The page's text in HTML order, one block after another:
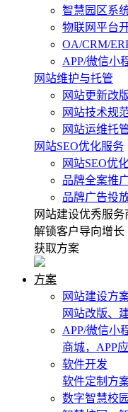
智慧园区系
物联网平台
OA/CRM/
APP/微信小
网站维护与托管
网站更新改
网站技术规
网站运维托
网站SEO优化服务
网站SEO优
品牌全案推
品牌广告投
网站建设优秀服务
解锁客户导向增长
获取方案
方案
网站建设方
网站改版、
APP/微信小
商城，APP
软件开发
软件定制方
数字智慧校园